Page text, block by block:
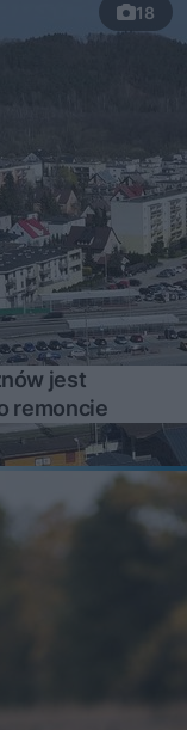
18
jest
remoncie